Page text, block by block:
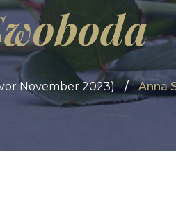
November 2023) Anna